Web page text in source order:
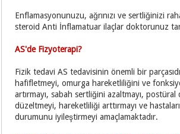
Enflamasyonunuzu, ağrınızı ve sertliğinizi
steroid Anti İnflamatuar ilaçlar doktorunuz
AS'de Fizyoterapi?
Fizik tedavi AS tedavisinin önemli bir
hafifletmeyi, omurga hareketliliğini ve
artırmayı, sabah sertliğini azaltmayı,
düzeltmeyi, hareketliliği arttırmayı ve
durumunu iyileştirmeyi amaçlamaktadır.